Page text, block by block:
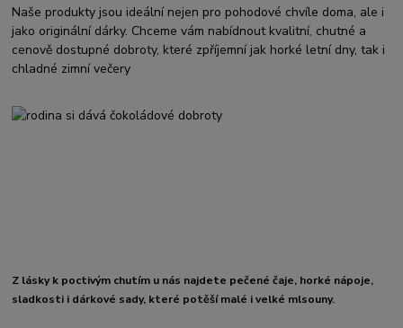
Naše produkty jsou ideální nejen pro pohodové chvíle doma, ale i
jako originální dárky. Chceme vám nabídnout kvalitní, chutné a
cenově dostupné dobroty, které zpříjemní jak horké letní dny, tak i
chladné zimní večery
Z lásky k poctivým chutím u nás najdete pečené čaje, horké nápoje,
sladkosti i dárkové sady, které potěší malé i velké mlsouny.